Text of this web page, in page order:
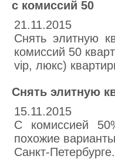
с комиссий 50
21.11.2015
Снять элитную
комиссий 50
vip, люкс)
Снять элитную
15.11.2015
C комиссией
похожие
Санкт-